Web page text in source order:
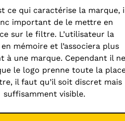
ce qui caractérise la marque,
important de le mettre en
sur le filtre. L’utilisateur la
mémoire et l’associera plus
à une marque. Cependant il ne
le logo prenne toute la
il faut qu’il soit discret mais
suffisamment visible.